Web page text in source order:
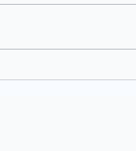
Şiir